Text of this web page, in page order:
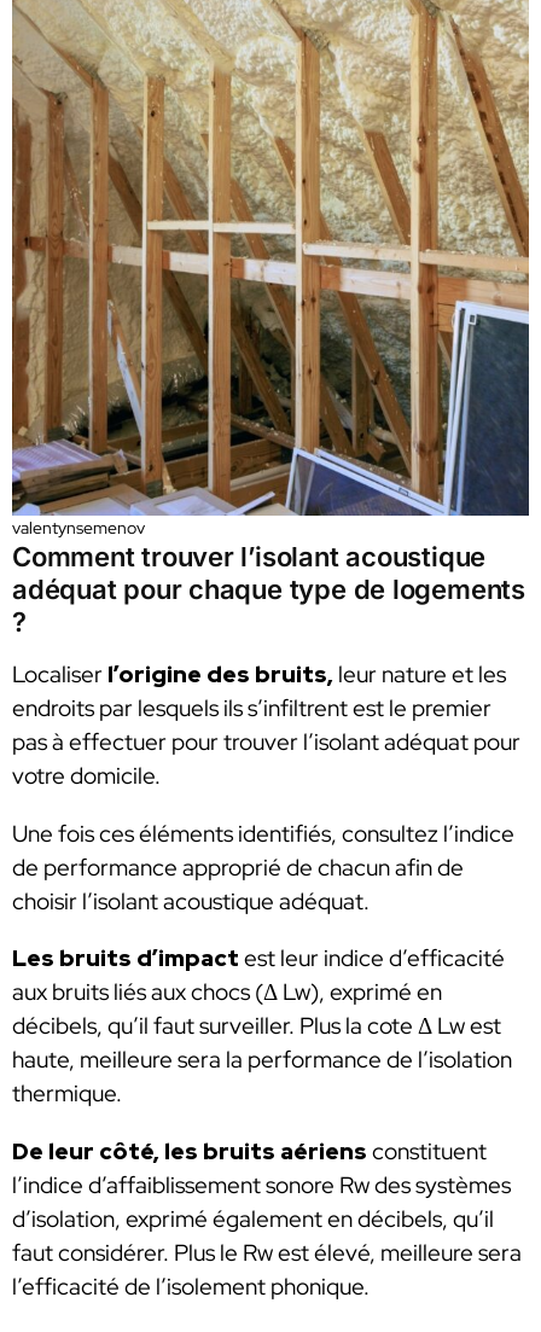
valentynsemenov
Comment trouver l’isolant acoustique
adéquat pour chaque type de logements
?
Localiser l’origine des bruits, leur nature et les
endroits par lesquels ils s’infiltrent est le premier
pas à effectuer pour trouver l’isolant adéquat pour
votre domicile.
Une fois ces éléments identifiés, consultez l’indice
de performance approprié de chacun afin de
choisir l’isolant acoustique adéquat.
Les bruits d’impact est leur indice d’efficacité
aux bruits liés aux chocs (Δ Lw), exprimé en
décibels, qu’il faut surveiller. Plus la cote Δ Lw est
haute, meilleure sera la performance de l’isolation
thermique.
De leur côté, les bruits aériens constituent
l’indice d’affaiblissement sonore Rw des systèmes
d’isolation, exprimé également en décibels, qu’il
faut considérer. Plus le Rw est élevé, meilleure sera
l’efficacité de l’isolement phonique.